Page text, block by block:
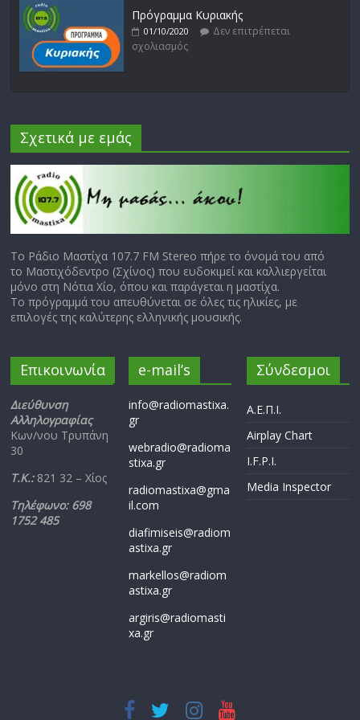
Πρόγραμμα Κυριακής
01/10/2020
Δεν επιτρέπεται
σχολιασμός
Σχετικά με εμάς
Το Ράδιο Μαστίχα 107.7 FM Stereo πήρε το όνομά του από
το Μαστιχόδεντρο (Σχίνος) που ευδοκιμεί και καλλιεργείται
μόνο στη Νότια Χίο, όπου και παράγεται η μαστίχα.
Το πρόγραμμά του απευθύνεται σε όλες τις ηλικίες, με
επιλογές της καλύτερης ελληνικής μουσικής.
Επικοινωνία
Διεύθυνση
Αλληλογραφίας
Κων/νου Τρυπάνη
30
Τ.Κ.: 821 32 – Χίος
Τηλέφωνο: 698
1752 485
e-mail’s
info@radiomastixa.
gr
webradio@radioma
stixa.gr
radiomastixa@gma
il.com
diafimiseis@radiom
astixa.gr
markellos@radiom
astixa.gr
argiris@radiomasti
xa.gr
Σύνδεσμοι
Α.Ε.Π.Ι.
Airplay Chart
I.F.P.I.
Media Inspector